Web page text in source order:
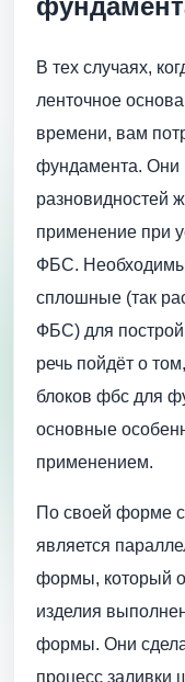
В тех случаях,
ленточное
времени, вам
фундамента. Они
разновидностей
применение при
ФБС.
сплошные (так
ФБС) для
речь пойдёт о
блоков фбс для
основные
применением.
По своей форме
является
формы, который
изделия
формы. Они
процесс